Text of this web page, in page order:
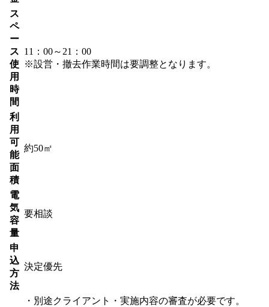
ス
ペ
ー
ス
使
用
時
間
11：00～21：00
※設営・撤去作業時間は要調整となります。
利
用
可
能
面
積
約50㎡
電
気
容
量
要相談
申
込
方
法
決定優先
・別途クライアント・実施内容の審査が必要です。